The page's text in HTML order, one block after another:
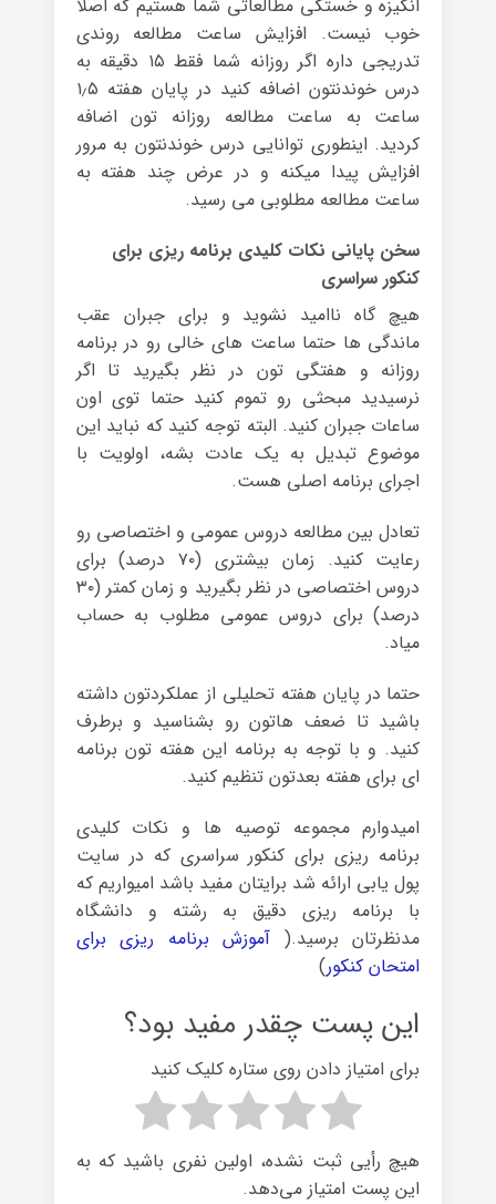
انگیزه و خستگی مطالعاتی شما هستیم که اصلا
خوب نیست. افزایش ساعت مطالعه روندی
تدریجی داره اگر روزانه شما فقط ۱۵ دقیقه به
درس خوندنتون اضافه کنید در پایان هفته ۱٫۵
ساعت به ساعت مطالعه روزانه تون اضافه
کردید. اینطوری توانایی درس خوندنتون به مرور
افزایش پیدا میکنه و در عرض چند هفته به
ساعت مطالعه مطلوبی می رسید.
سخن پایانی نکات کلیدی برنامه ریزی برای
کنکور سراسری
هیچ گاه ناامید نشوید و برای جبران عقب
ماندگی ها حتما ساعت های خالی رو در برنامه
روزانه و هفتگی تون در نظر بگیرید تا اگر
نرسیدید مبحثی رو تموم کنید حتما توی اون
ساعات جبران کنید. البته توجه کنید که نباید این
موضوع تبدیل به یک عادت بشه، اولویت با
اجرای برنامه اصلی هست.
تعادل بین مطالعه دروس عمومی و اختصاصی رو
رعایت کنید. زمان بیشتری (۷۰ درصد) برای
دروس اختصاصی در نظر بگیرید و زمان کمتر (۳۰
درصد) برای دروس عمومی مطلوب به حساب
میاد.
حتما در پایان هفته تحلیلی از عملکردتون داشته
باشید تا ضعف هاتون رو بشناسید و برطرف
کنید. و با توجه به برنامه این هفته تون برنامه
ای برای هفته بعدتون تنظیم کنید.
امیدوارم مجموعه توصیه ها و نکات کلیدی
برنامه ریزی برای کنکور سراسری که در سایت
پول یابی ارائه شد برایتان مفید باشد امیواریم که
با برنامه ریزی دقیق به رشته و دانشگاه
مدنظرتان برسید.( آموزش برنامه ریزی برای
امتحان کنکور)
این پست چقدر مفید بود؟
برای امتیاز دادن روی ستاره کلیک کنید
هیچ رأیی ثبت نشده، اولین نفری باشید که به
این پست امتیاز می‌دهد.